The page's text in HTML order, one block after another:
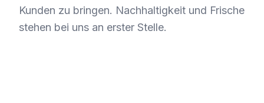
Kunden zu bringen. Nachhaltigkeit und Frische
stehen bei uns an erster Stelle.